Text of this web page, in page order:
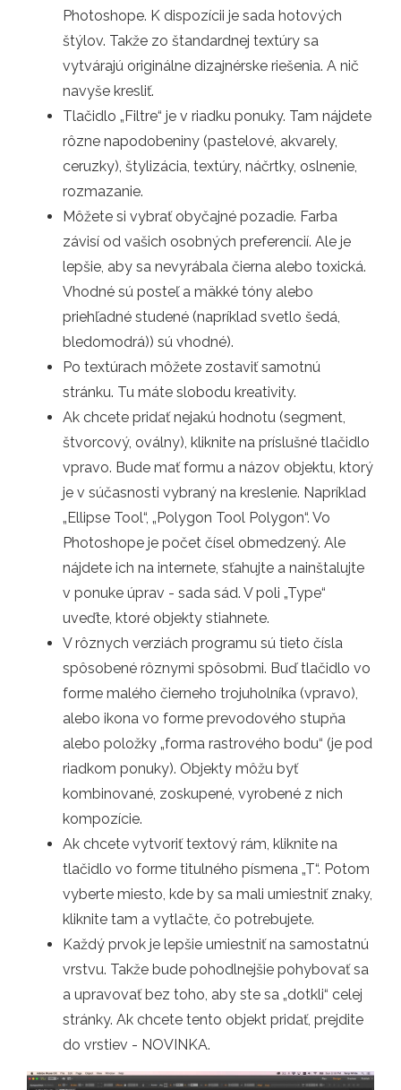
Photoshope. K dispozícii je sada hotových
štýlov. Takže zo štandardnej textúry sa
vytvárajú originálne dizajnérske riešenia. A nič
navyše kresliť.
Tlačidlo „Filtre“ je v riadku ponuky. Tam nájdete
rôzne napodobeniny (pastelové, akvarely,
ceruzky), štylizácia, textúry, náčrtky, oslnenie,
rozmazanie.
Môžete si vybrať obyčajné pozadie. Farba
závisí od vašich osobných preferencií. Ale je
lepšie, aby sa nevyrábala čierna alebo toxická.
Vhodné sú posteľ a mäkké tóny alebo
priehľadné studené (napríklad svetlo šedá,
bledomodrá)) sú vhodné).
Po textúrach môžete zostaviť samotnú
stránku. Tu máte slobodu kreativity.
Ak chcete pridať nejakú hodnotu (segment,
štvorcový, oválny), kliknite na príslušné tlačidlo
vpravo. Bude mať formu a názov objektu, ktorý
je v súčasnosti vybraný na kreslenie. Napríklad
„Ellipse Tool“, „Polygon Tool Polygon“. Vo
Photoshope je počet čísel obmedzený. Ale
nájdete ich na internete, sťahujte a nainštalujte
v ponuke úprav - sada sád. V poli „Type“
uveďte, ktoré objekty stiahnete.
V rôznych verziách programu sú tieto čísla
spôsobené rôznymi spôsobmi. Buď tlačidlo vo
forme malého čierneho trojuholníka (vpravo),
alebo ikona vo forme prevodového stupňa
alebo položky „forma rastrového bodu“ (je pod
riadkom ponuky). Objekty môžu byť
kombinované, zoskupené, vyrobené z nich
kompozície.
Ak chcete vytvoriť textový rám, kliknite na
tlačidlo vo forme titulného písmena „T“. Potom
vyberte miesto, kde by sa mali umiestniť znaky,
kliknite tam a vytlačte, čo potrebujete.
Každý prvok je lepšie umiestniť na samostatnú
vrstvu. Takže bude pohodlnejšie pohybovať sa
a upravovať bez toho, aby ste sa „dotkli“ celej
stránky. Ak chcete tento objekt pridať, prejdite
do vrstiev - NOVINKA.